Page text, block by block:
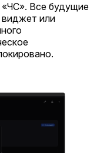
«ЧС». Все будущие
виджет или